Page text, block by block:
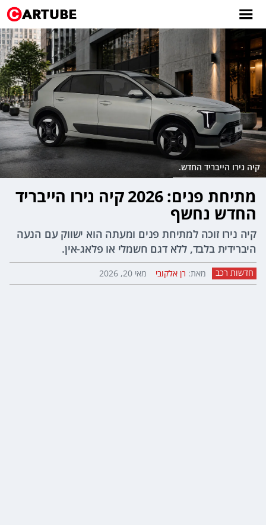
קיה נירו הייבריד החדש.
מתיחת פנים: 2026 קיה נירו הייבריד
החדש נחשף
קיה נירו זוכה למתיחת פנים ומעתה הוא ישווק עם הנעה
היברידית בלבד, ללא דגם חשמלי או פלאג-אין.
חדשות רכב מאת: רן אלקובי מאי 20, 2026